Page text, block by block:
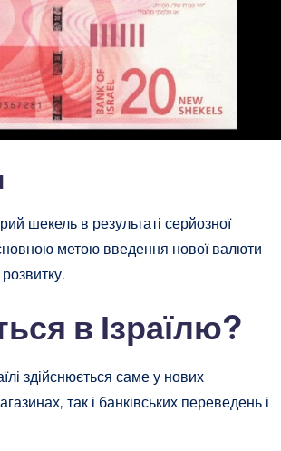
шекель в результаті серйозної
метою введення нової валюти
в Ізраїлю?
здійснюється саме у нових
так і банківських переведень і